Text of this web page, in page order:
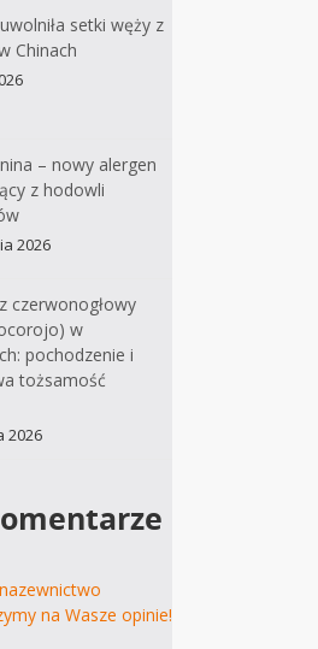
setki węży z
Chinach
– nowy alergen
z hodowli
2026
czerwonogłowy
w
pochodzenie i
tożsamość
2026
na Wasze opinie!